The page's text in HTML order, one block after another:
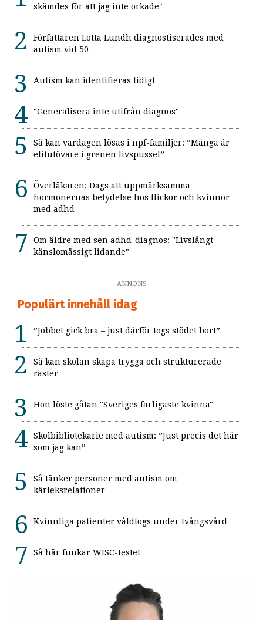
skämdes för att jag inte orkade"
Författaren Lotta Lundh diagnostiserades med
autism vid 50
Autism kan identifieras tidigt
"Generalisera inte utifrån diagnos"
Så kan vardagen lösas i npf-familjer: ”Många är
elitutövare i grenen livspussel”
Överläkaren: Dags att uppmärksamma
hormonernas betydelse hos flickor och kvinnor
med adhd
Om äldre med sen adhd-diagnos: "Livslångt
känslomässigt lidande"
ANNONS
Populärt innehåll idag
”Jobbet gick bra – just därför togs stödet bort”
Så kan skolan skapa trygga och strukturerade
raster
Hon löste gåtan "Sveriges farligaste kvinna"
Skolbibliotekarie med autism: ”Just precis det här
som jag kan”
Så tänker personer med autism om
kärleksrelationer
Kvinnliga patienter våldtogs under tvångsvård
Så här funkar WISC-testet